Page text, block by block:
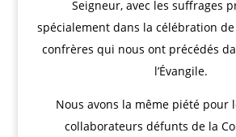
Seigneur, avec les suffrages
spécialement dans la célébration de
confrères qui nous ont précédés
l’Évangile.
Nous avons la même piété pour
collaborateurs défunts de la